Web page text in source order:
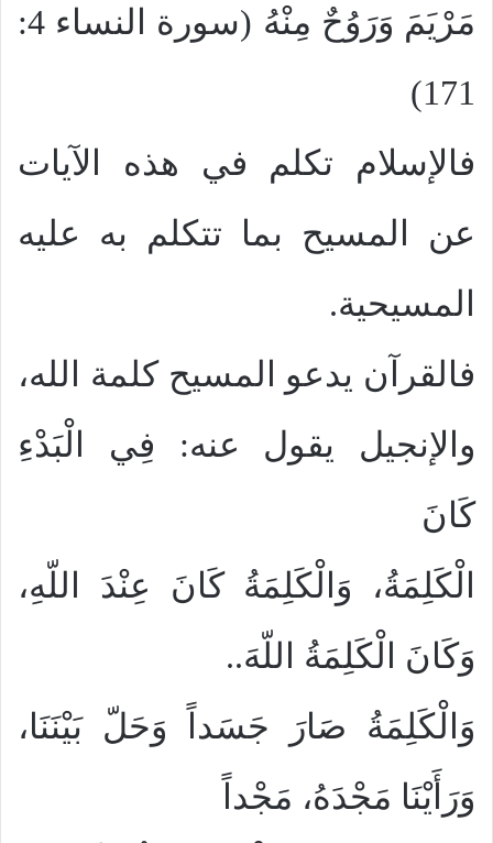
مَرْيَمَ وَرَوُحٌ مِنْهُ (سورة النساء 4:
171)
فالإسلام تكلم في هذه الآيات
عن المسيح بما تتكلم به عليه
المسيحية.
فالقرآن يدعو المسيح كلمة الله،
والإنجيل يقول عنه: فِي الْبَدْءِ
كَانَ
الْكَلِمَةُ، وَالْكَلِمَةُ كَانَ عِنْدَ اللّهِ،
وَكَانَ الْكَلِمَةُ اللّهَ..
وَالْكَلِمَةُ صَارَ جَسَداً وَحَلّ بَيْنَنَا،
وَرَأَيْنَا مَجْدَهُ، مَجْداً